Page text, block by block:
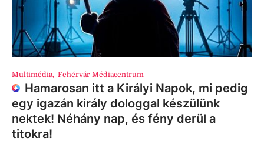
Multimédia, Fehérvár Médiacentrum
Hamarosan itt a Királyi Napok, mi pedig
egy igazán király dologgal készülünk
nektek! Néhány nap, és fény derül a
titokra!